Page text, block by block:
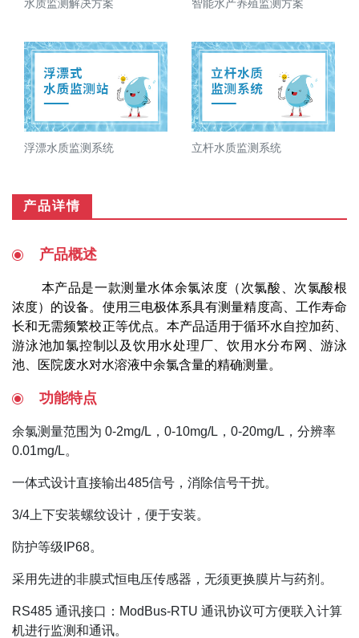
水质监测解决方案 智能水产养殖监测方案
浮漂水质监测系统 立杆水质监测系统
产品详情
产品概述
本产品是一款测量水体余氯浓度（次氯酸、次氯酸根
浓度）的设备。使用三电极体系具有测量精度高、工作寿命
长和无需频繁校正等优点。本产品适用于循环水自控加药、
游泳池加氯控制以及饮用水处理厂、饮用水分布网、游泳
池、医院废水对水溶液中余氯含量的精确测量。
功能特点
余氯测量范围为 0-2mg/L，0-10mg/L，0-20mg/L，分辨率
0.01mg/L。
一体式设计直接输出485信号，消除信号干扰。
3/4上下安装螺纹设计，便于安装。
防护等级IP68。
采用先进的非膜式恒电压传感器，无须更换膜片与药剂。
RS485 通讯接口：ModBus-RTU 通讯协议可方便联入计算
机进行监测和通讯。